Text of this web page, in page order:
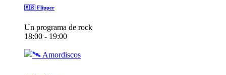
🇦🇷 Flipper
Un programa de rock
18:00 - 19:00